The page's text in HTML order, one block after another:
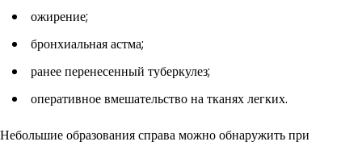
ожирение;
бронхиальная астма;
ранее перенесенный туберкулез;
оперативное вмешательство на тканях легких.
Небольшие образования справа можно обнаружить при